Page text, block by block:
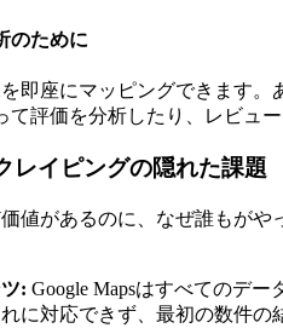
のために
即座にマッピングできます
て評価を分析したり、レビュ
レイピングの隠れた課題
値があるのに、なぜ誰もがや
: Google Mapsはすべてのデ
に対応できず、最初の数件の